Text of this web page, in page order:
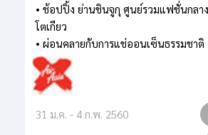
• ช้อปปิ้ง ย่านชินจูกุ ศูนย์รวมแฟชั่นกลา
โตเกียว
• ผ่อนคลายกับการแช่ออนเซ็นธรรมชา
31 ม.ค. - 4 ก.พ. 2560